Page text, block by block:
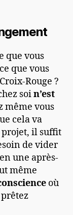
que vous
que vous
Rouge ?
soin’est
même vous
cela va
projet, il suffit
de vider
une après-
même
où